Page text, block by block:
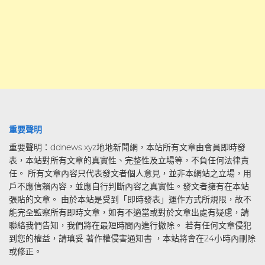
重要聲明
重要聲明：ddnews.xyz地地新聞網，本站所有文章由會員即時發
表，本站對所有文章的真實性、完整性及立場等，不負任何法律責
任。 所有文章內容只代表發文者個人意見，並非本網站之立場，用
戶不應信賴內容，並應自行判斷內容之真實性。發文者擁有在本站
張貼的文章。 由於本站是受到「即時發表」運作方式所規限，故不
能完全監察所有即時文章，如有不適當或對於文章出處有疑慮，請
聯絡我們告知，我們將在最短時間內進行撤除。 若有任何文章侵犯
到您的權益，請瑱妥 著作權侵害通知書 ，本站將會在24小時內刪除
或修正。